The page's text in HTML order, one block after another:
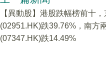
【異動股】港股跌幅榜前十
(02951.HK)跌39.76%，南方
(07347.HK)跌14.49%